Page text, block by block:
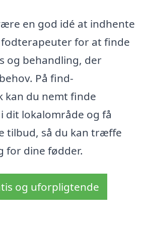
en god idé at indhente
for at finde
og behandling, der
På find-
du nemt finde
dit lokalområde og få
tilbud, så du kan træffe
for dine fødder.
og uforpligtende